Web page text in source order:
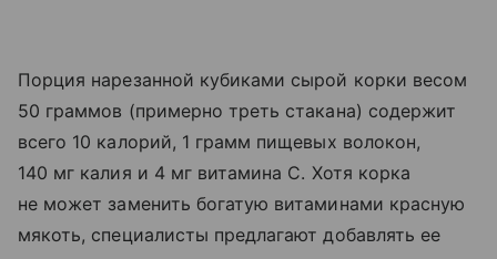
Порция нарезанной кубиками сырой корки весом
50 граммов (примерно треть стакана) содержит
всего 10 калорий, 1 грамм пищевых волокон,
140 мг калия и 4 мг витамина С. Хотя корка
не может заменить богатую витаминами красную
мякоть, специалисты предлагают добавлять ее